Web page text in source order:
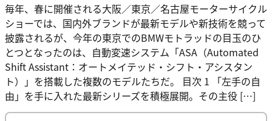
毎年、春に開催される大阪／東京／名古屋モーターサイクル
ショーでは、国内外ブランドが最新モデルや新技術を競って
披露されるが、今年の東京でのBMWモトラッドの目玉のひ
とつとなったのは、自動変速システム「ASA（Automated
Shift Assistant：オートメイテッド・シフト・アシスタン
ト）」を搭載した複数のモデルたちだ。 目次 1 「左手の自
由」を手に入れた最新シリーズを積極展開。その主役 […]